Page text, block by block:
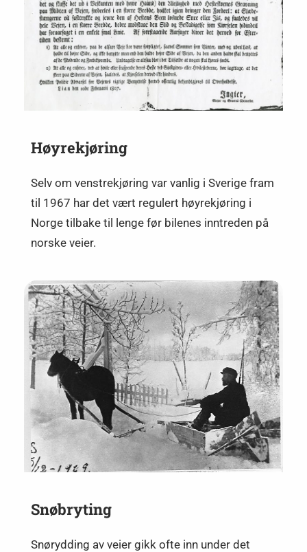
Høyrekjøring
Selv om venstrekjøring var vanlig i Sverige fram
til 1967 har det vært regulert høyrekjøring i
Norge tilbake til lenge før bilenes inntreden på
norske veier.
Snøbryting
Snørydding av veier gikk ofte inn under det